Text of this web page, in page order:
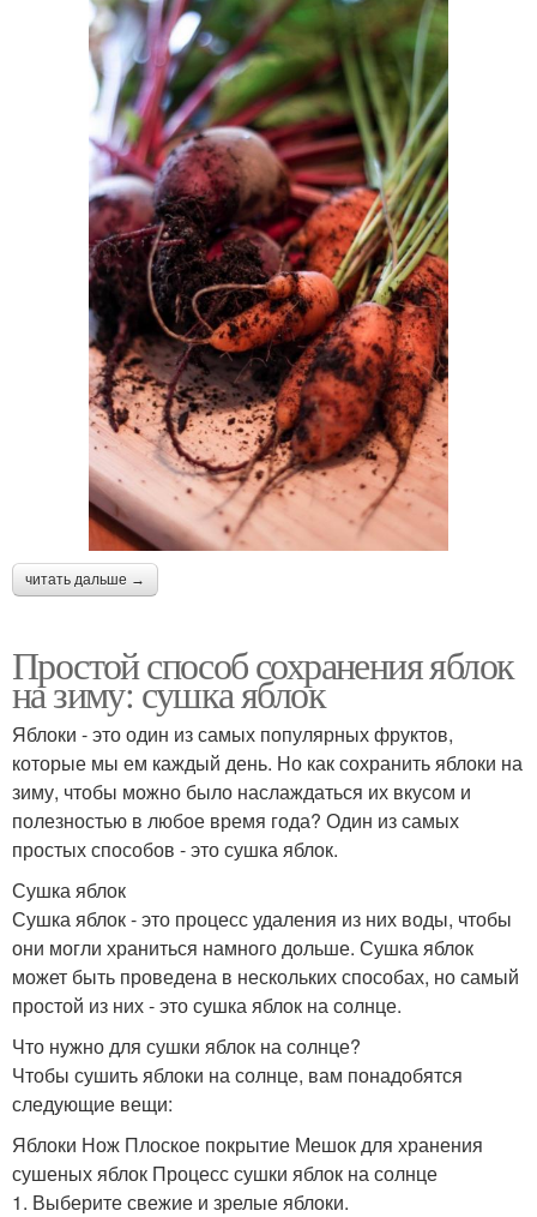
читать дальше →
Простой способ сохранения яблок
на зиму: сушка яблок
Яблоки - это один из самых популярных фруктов,
которые мы ем каждый день. Но как сохранить яблоки на
зиму, чтобы можно было наслаждаться их вкусом и
полезностью в любое время года? Один из самых
простых способов - это сушка яблок.
Сушка яблок
Сушка яблок - это процесс удаления из них воды, чтобы
они могли храниться намного дольше. Сушка яблок
может быть проведена в нескольких способах, но самый
простой из них - это сушка яблок на солнце.
Что нужно для сушки яблок на солнце?
Чтобы сушить яблоки на солнце, вам понадобятся
следующие вещи:
Яблоки Нож Плоское покрытие Мешок для хранения
сушеных яблок Процесс сушки яблок на солнце
1. Выберите свежие и зрелые яблоки.